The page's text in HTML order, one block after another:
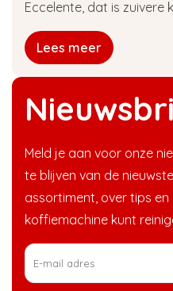
Meld je aan voor onze
te blijven van de
assortiment, over tips
koffiemachine kunt
Eccelente, dat is zuivere
Lees meer